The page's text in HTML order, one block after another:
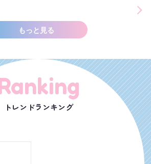
もっと見る
トレンドランキング